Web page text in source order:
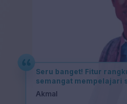
Seru banget! Fitur
semangat mempelajari
Akmal